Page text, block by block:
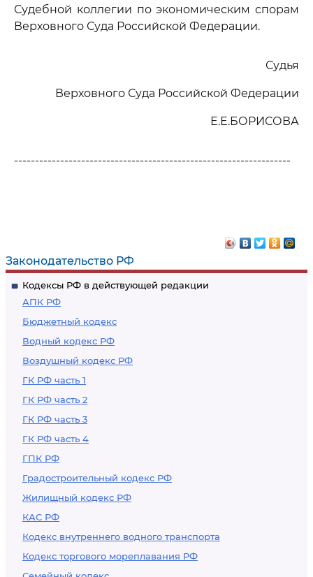
Законодательство РФ
Кодексы РФ в действующей редакции
АПК РФ
Бюджетный кодекс
Водный кодекс РФ
Воздушный кодекс РФ
ГК РФ часть 1
ГК РФ часть 2
ГК РФ часть 3
ГК РФ часть 4
ГПК РФ
Градостроительный кодекс РФ
Жилищный кодекс РФ
КАС РФ
Кодекс внутреннего водного транспорта
Кодекс торгового мореплавания РФ
Судебной коллегии по экономическим спорам
Верховного Суда Российской Федерации.
Судья
Верховного Суда Российской Федерации
Е.Е.БОРИСОВА
------------------------------------------------------------------